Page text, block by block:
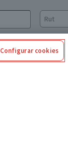
Configurar cookies